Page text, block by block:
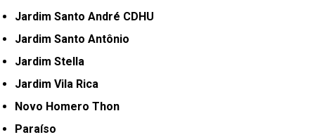
Jardim Santo André CDHU
Jardim Santo Antônio
Jardim Stella
Jardim Vila Rica
Novo Homero Thon
Paraíso